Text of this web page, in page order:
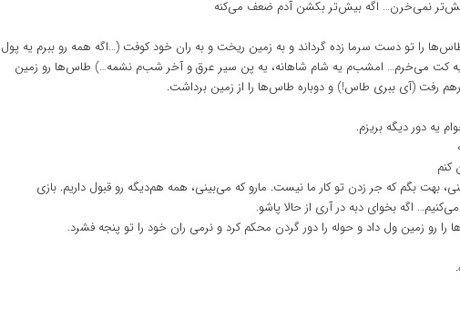
نمی‌خرن… اگه بیش‌تر بکشن آدم ضعف می‌کنه
را تو دست سرما زده گرداند و به زمین ریخت و به ران خود کوفت (…اگه همه رو ببرم یه پول
کت می‌خرم… امشب‌م یه شام شاهانه، یه پن سیر عرق و آخر شب‌م نشمه…) طاس‌ها رو زمین
رفت (آی ببری طاس!) و دوباره طاس‌ها را از زمین برداشت.
یه دور دیگه بریزم.
کنم
بهت بگم که جر زدن تو کار ما نیست. مارو که می‌بینی، همه هم‌دیگه رو قبول داریم. بازی
اگه بخوای دبه در آری از حالا پاشو.
را رو زمین ول داد و حوله را دور گردن محکم کرد و نرمی ران خود را تو پنجه فشرد.